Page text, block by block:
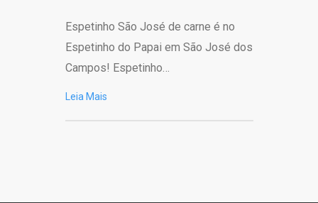
Espetinho São José de carne é no
Espetinho do Papai em São José dos
Campos! Espetinho…
Leia Mais